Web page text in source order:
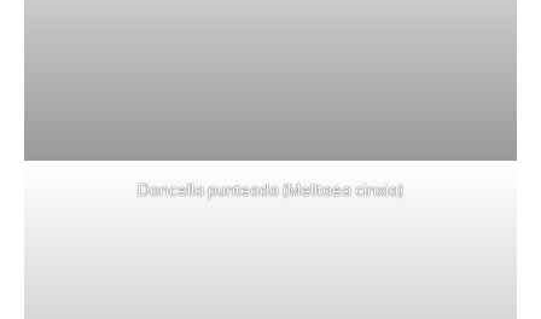
Doncella punteada (Melitaea cinxia)